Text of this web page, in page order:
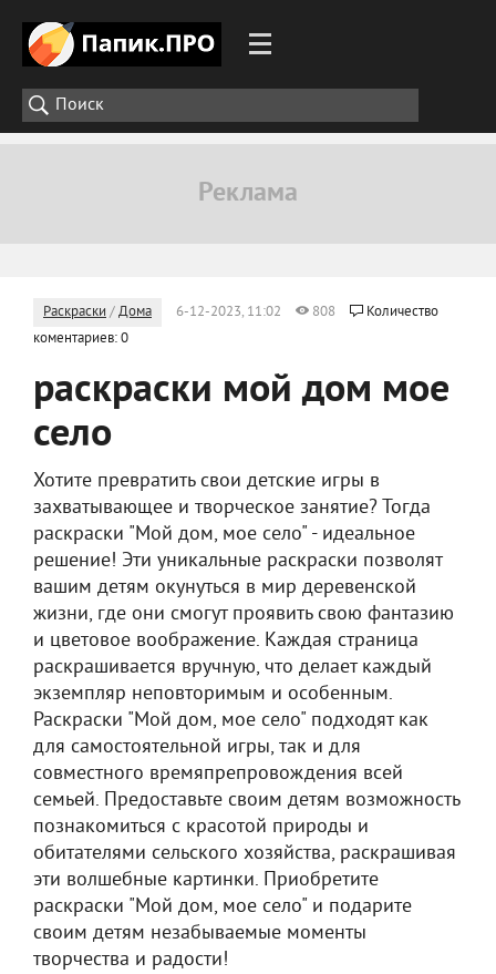
Раскраски /Дома 6-12-2023, 11:02 808
Количество
коментариев: 0
раскраски мой дом мое
село
Хотите превратить свои детские игры в
захватывающее и творческое занятие? Тогда
раскраски "Мой дом, мое село" - идеальное
решение! Эти уникальные раскраски позволят
вашим детям окунуться в мир деревенской
жизни, где они смогут проявить свою фантазию
и цветовое воображение. Каждая страница
раскрашивается вручную, что делает каждый
экземпляр неповторимым и особенным.
Раскраски "Мой дом, мое село" подходят как
для самостоятельной игры, так и для
совместного времяпрепровождения всей
семьей. Предоставьте своим детям возможность
познакомиться с красотой природы и
обитателями сельского хозяйства, раскрашивая
эти волшебные картинки. Приобретите
раскраски "Мой дом, мое село" и подарите
своим детям незабываемые моменты
творчества и радости!